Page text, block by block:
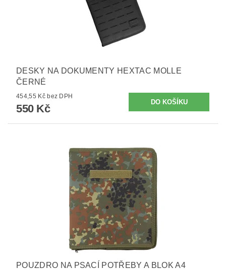
DESKY NA DOKUMENTY HEXTAC MOLLE
ČERNÉ
454,55 Kč bez DPH
550 Kč
POUZDRO NA PSACÍ POTŘEBY A BLOK A4